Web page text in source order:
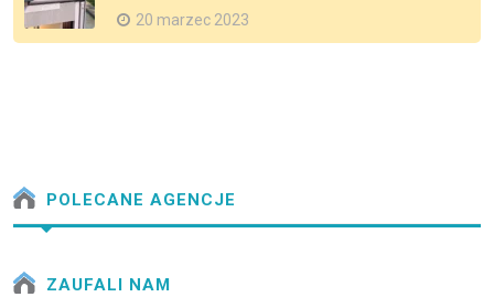
20 marzec 2023
POLECANE AGENCJE
ZAUFALI NAM